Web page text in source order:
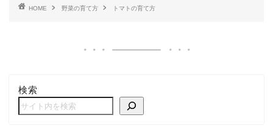
HOME 野菜の育て方 トマトの育て方
検索